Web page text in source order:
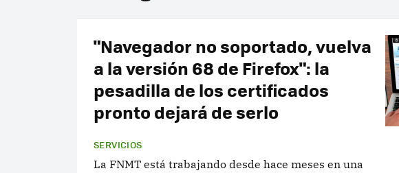
"Navegador no soportado, vuelva
a la versión 68 de Firefox": la
pesadilla de los certificados
pronto dejará de serlo
SERVICIOS
La FNMT está trabajando desde hace meses en una